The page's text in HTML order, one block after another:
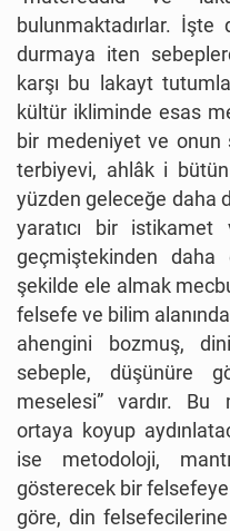
bulunmaktadırlar.
durmaya iten
karşı bu lakayt
kültür ikliminde esas
bir medeniyet ve onun
terbiyevi, ahlâk i bütün
yüzden geleceğe daha
yaratıcı bir
geçmiştekinden
şekilde ele almak
felsefe ve bilim
ahengini bozmuş,
sebeple, düşünüre
meselesi” vardır. Bu
ortaya koyup
ise metodoloji,
gösterecek bir
göre, din